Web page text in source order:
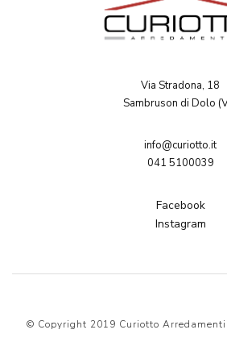
Via Stradona, 18
Sambruson di Dolo
info@curiotto.it
041 5100039
Facebook
Instagram
© Copyright 2019 Curiotto